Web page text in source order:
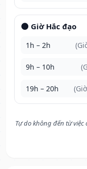
🌑 Giờ Hắc đạo
1h – 2h
9h – 10h
19h – 20h
Tự do không đến từ